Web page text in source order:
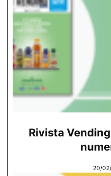
Rivista
20/